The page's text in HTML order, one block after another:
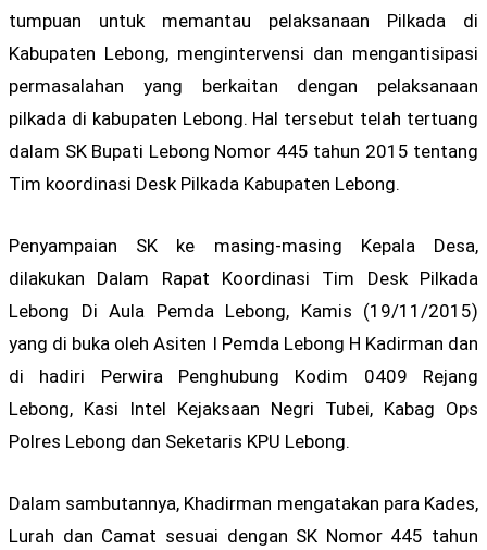
tumpuan untuk memantau pelaksanaan Pilkada di
Kabupaten Lebong, mengintervensi dan mengantisipasi
permasalahan yang berkaitan dengan pelaksanaan
pilkada di kabupaten Lebong. Hal tersebut telah tertuang
dalam SK Bupati Lebong Nomor 445 tahun 2015 tentang
Tim koordinasi Desk Pilkada Kabupaten Lebong.
Penyampaian SK ke masing-masing Kepala Desa,
dilakukan Dalam Rapat Koordinasi Tim Desk Pilkada
Lebong Di Aula Pemda Lebong, Kamis (19/11/2015)
yang di buka oleh Asiten I Pemda Lebong H Kadirman dan
di hadiri Perwira Penghubung Kodim 0409 Rejang
Lebong, Kasi Intel Kejaksaan Negri Tubei, Kabag Ops
Polres Lebong dan Seketaris KPU Lebong.
Dalam sambutannya, Khadirman mengatakan para Kades,
Lurah dan Camat sesuai dengan SK Nomor 445 tahun